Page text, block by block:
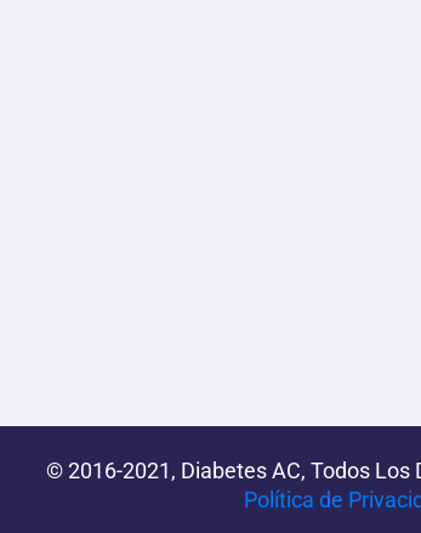
© 2016-2021, Diabetes AC, Todos Los
Política de